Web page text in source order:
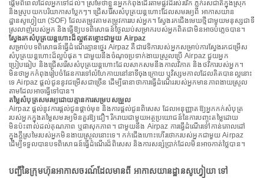
ផ្តើមពីពេលដែលអ្នកទៅដល់។ ស្រមៃថាខ្លួនអ្នកកំពុងដើរតាមផ្លូវដ៏រស់រវើក ភ្លក់រសជាតិក្នុងស្រុក
និងស្រូបយកបរិយាកាសប្លែកៗ។ ជ្រើសរើសសំបុត្រយន្តហោះដែលសមរម្យពី អាកាសយាន
ដ្ឋានសូហ្វៀយា (SOF) ដែលតម្រូវតាមតម្រូវការរបស់អ្នក។ ស្វែងរកជើងមេឃថ្មីជាមួយមនុស្សជាទី
ស្រលាញ់របស់អ្នក និងធ្វើឱ្យបទពិសោធន៍ថ្ងៃឈប់សម្រាករបស់អ្នកពិតជាមិនអាចបំភ្លេចបាន។
ស្វែងរកសំបុត្រយន្តហោះដ៏ល្អឥតខ្ចោះជាមួយ Airpaz
សម្រាប់បទពិសោធន៍ធ្វើដំណើរគ្មានថ្នេរ Airpaz គឺជាវេទិការបស់អ្នកសម្រាប់ការស្វែងរកជម្រើស
សំបុត្រយន្តហោះដ៏ល្អបំផុត។ ជាមួយនឹងចំណុចប្រទាក់ងាយស្រួលប្រើ Airpaz ជួយអ្នក
ប្រៀបធៀប និងជ្រើសរើសសំបុត្រយន្តហោះដែលសាកសមនឹងកាលវិភាគ និងថវិការបស់អ្នក។
មិនថាអ្នកកំពុងរៀបចំផែនការទៅលំហែកាយនៅនាទីចុងក្រោយ ឬវិស្សមកាលដែលគិតបានល្អនោះ
ទេ Airpaz ផ្តល់ជូននូវជម្រើសជាច្រើន ដើម្បីធានាថាការធ្វើដំណើររបស់អ្នកមានភាពងាយស្រួល
តាមដែលអាចធ្វើទៅបាន។
តម្លៃសំបុត្រសមរម្យដោយគ្មានការសម្របសម្រួល
Airpaz ផ្តល់នូវការផ្តល់ជូនផ្តាច់មុខ និងការផ្តល់ជូនពិសេស ដែលអនុញ្ញាតឱ្យអ្នកកក់សំបុត្រ
របស់អ្នកក្នុងតម្លៃសមរម្យមិនគួរឱ្យជឿ។ រីករាយជាមួយអត្ថប្រយោជន៍នៃការបញ្ចុះតម្លៃដោយ
មិនប៉ះពាល់ដល់គុណភាព ឬផាសុកភាព។ ជាមួយនឹង Airpaz ការធ្វើដំណើរទៅកាន់គោលដៅ
ក្នុងក្តីស្រមៃរបស់អ្នកមិនងាយស្រួលនោះទេ។ កក់ជើងហោះហើរថោករបស់អ្នកជាមួយ Airpaz
ដើម្បីទទួលបានបទពិសោធន៍ធ្វើដំណើរដ៏ពិសេស និងការសន្សំប្រាក់ដែលមិនអាចកាត់ថ្លៃបាន។
បញ្ជីនៃក្រុមហ៊ុនអាកាសចរណ៍ដែលមានពី អាកាសយានដ្ឋានសូហ្វៀយា ទៅ